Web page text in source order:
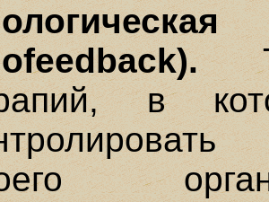
в